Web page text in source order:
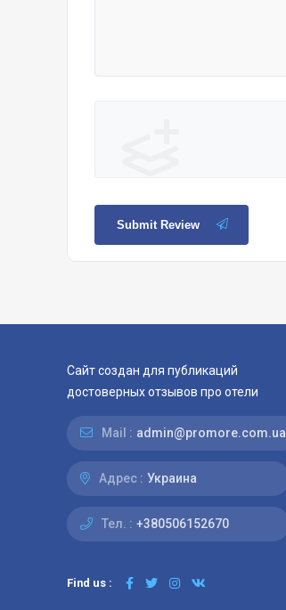
Submit Review
Сайт создан для публикаций
достоверных отзывов про отели
Mail : admin@promore.com.ua
Адрес : Украина
Тел. : +380506152670
Find us :